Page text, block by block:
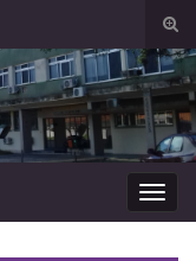
de